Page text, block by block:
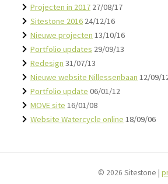
Projecten in 2017 27/08/17
Sitestone 2016 24/12/16
Nieuwe projecten 13/10/16
Portfolio updates 29/09/13
Redesign 31/07/13
Nieuwe website Nillessenbaan 12/09/
Portfolio update 06/01/12
MOVE site 16/01/08
Website Watercycle online 18/09/06
© 2026 Sitestone |